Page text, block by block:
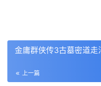
金庸群侠传3古墓密道走
上一篇